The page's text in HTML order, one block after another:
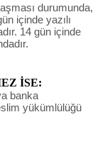
durumunda,
içinde yazılı
14 gün içinde
İSE:
banka
yükümlülüğü